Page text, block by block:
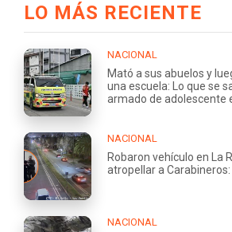
LO MÁS RECIENTE
NACIONAL
Mató a sus abuelos y
una escuela: Lo que se
armado de adolescente
NACIONAL
Robaron vehículo en La
atropellar a
NACIONAL